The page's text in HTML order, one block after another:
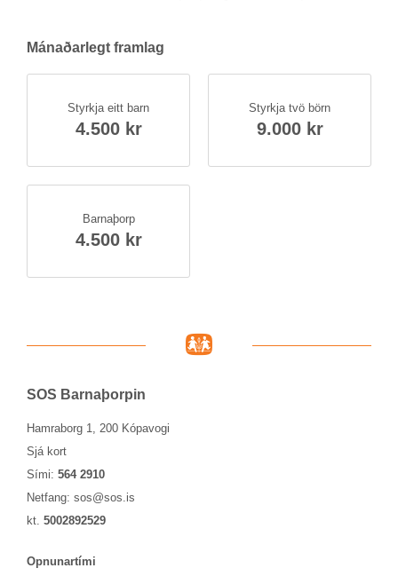
Mán­að­ar­legt fram­lag
Styrkja eitt barn
4.500 kr
Styrkja tvö börn
9.000 kr
Barna­þorp
4.500 kr
SOS Barna­þorp­in
Hamraborg 1, 200 Kópavogi
Sjá kort
Sími: 564 2910
Netfang: sos@sos.is
kt. 5002892529
Opn­un­ar­tími